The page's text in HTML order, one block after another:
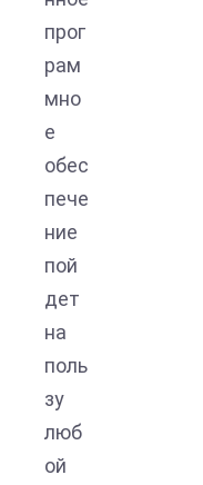
прог
рам
мно
е
обес
пече
ние
пой
дет
на
поль
зу
люб
ой